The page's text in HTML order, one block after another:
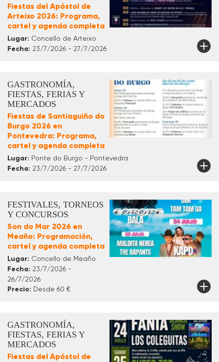
Fiestas del Apóstol de
Arteixo 2026: Programa,
cartel y agenda completa
Lugar: Concello de Arteixo
Fecha: 23/7/2026 - 27/7/2026
GASTRONOMÍA,
FIESTAS, FERIAS Y
MERCADOS
Fiestas de Santiaguiño do
Burgo 2026 en
Pontevedra: Programa,
cartel y agenda completa
Lugar: Ponte do Burgo - Pontevedra
Fecha: 23/7/2026 - 27/7/2026
FESTIVALES, TORNEOS
Y CONCURSOS
Son do Mar 2026 en
Meaño: Programación,
cartel y agenda completa
Lugar: Concello de Meaño
Fecha: 23/7/2026 -
26/7/2026
Precio: Desde 60 €
GASTRONOMÍA,
FIESTAS, FERIAS Y
MERCADOS
Fiestas del Apóstol de